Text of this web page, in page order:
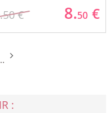
€ 8.50 €
: